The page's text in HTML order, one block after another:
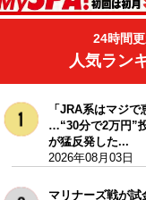
24時間
人気ラン
「JRA系はマジで
…“30分で2万円”
が猛反発した...
2026年08月03日
マリナーズ戦が